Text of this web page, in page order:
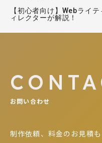
【初心者向け】Webライ
ィレクターが解説！
お問い合わせ
制作依頼、料金のお見積